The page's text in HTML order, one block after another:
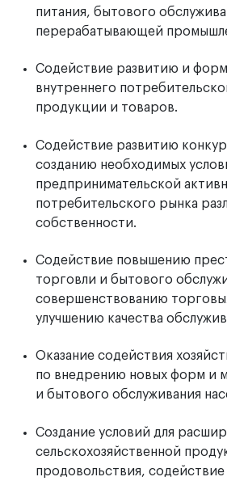
питания, бытового
перерабатывающей
Содействие развитию и
внутреннего
продукции и товаров.
Содействие развитию
созданию необходимых
предпринимательской
потребительского рынка
собственности.
Содействие повышению
торговли и бытового
совершенствованию
улучшению качества
Оказание содействия
по внедрению новых форм и
и бытового обслуживания
Создание условий для
сельскохозяйственной
продовольствия,